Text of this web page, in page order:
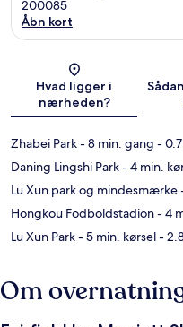
200085
Åbn kort
Hvad ligger i
nærheden?
Zhabei Park- 8 min. gang -
Daning Lingshi Park- 4 min.
Lu Xun park og mindesmærke
Hongkou Fodboldstadion- 4
Lu Xun Park- 5 min. kørsel-
Om